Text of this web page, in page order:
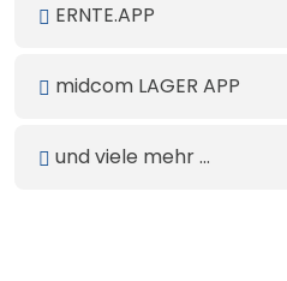
ERNTE.APP
midcom LAGER APP
und viele mehr ...